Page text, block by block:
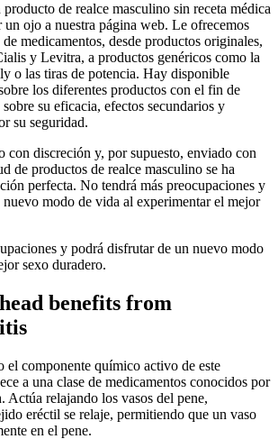
de realce masculino sin receta médica
un ojo a nuestra página web. Le ofrecemos
medicamentos, desde productos originales,
y Levitra, a productos genéricos como la
o las tiras de potencia. Hay disponible
los diferentes productos con el fin de
su eficacia, efectos secundarios y
su seguridad.
con discreción y, por supuesto, enviado con
de productos de realce masculino se ha
perfecta. No tendrá más preocupaciones y
modo de vida al experimentar el mejor
y podrá disfrutar de un nuevo modo
sexo duradero.
benefits from
el componente químico activo de este
a una clase de medicamentos conocidos por
relajando los vasos del pene,
eréctil se relaje, permitiendo que un vaso
en el pene.